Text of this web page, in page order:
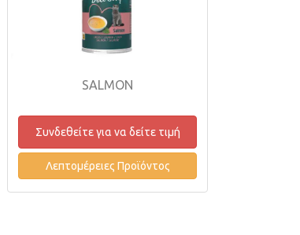
SALMON
Συνδεθείτε για να δείτε τιμή
Λεπτομέρειες Προϊόντος